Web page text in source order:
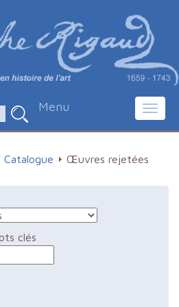
Menu
Catalogue Œuvres rejetées
clés